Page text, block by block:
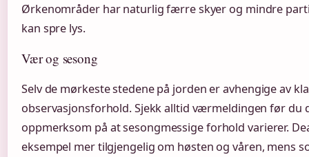
Ørkenområder har naturlig færre skyer og mindre
kan spre lys.
Vær og sesong
Selv de mørkeste stedene på jorden er avhengige av
observasjonsforhold. Sjekk alltid værmeldingen før du
oppmerksom på at sesongmessige forhold varierer.
eksempel mer tilgjengelig om høsten og våren, mens